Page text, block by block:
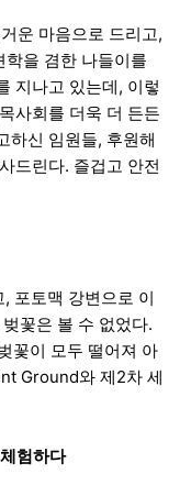
운 마음으로 드리고,
을 겸한 나들이를
지나고 있는데, 이렇
사회를 더욱 더 든든
하신 임원들, 후원해
드린다. 즐겁고 안전
포토맥 강변으로 이
꽃은 볼 수 없었다.
꽃이 모두 떨어져 아
Ground와 제2차 세
험하다